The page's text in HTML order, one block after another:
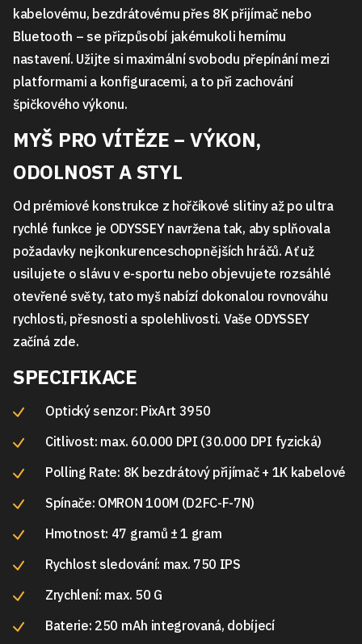
kabelovému, bezdrátovému přes 8K přijímač nebo
Bluetooth – se přizpůsobí jakémukoli hernímu
nastavení. Užijte si maximální svobodu přepínání mezi
platformami a konfiguracemi, a to při zachování
špičkového výkonu.
MYŠ PRO VÍTĚZE – VÝKON,
ODOLNOST A STYL
Od prémiové konstrukce z hořčíkové slitiny až po ultra
rychlé funkce je ODYSSEY navržena tak, aby splňovala
požadavky nejkonkurenceschopnějších hráčů. Ať už
usilujete o slávu v e-sportu nebo objevujete rozsáhlé
otevřené světy, tato myš nabízí dokonalou rovnováhu
rychlosti, přesnosti a spolehlivosti. Vaše ODYSSEY
začíná zde.
SPECIFIKACE
Optický senzor: PixArt 3950
Citlivost: max. 60.000 DPI (30.000 DPI fyzická)
Polling Rate: 8K bezdrátový přijímač + 1K kabelové
Spínače: OMRON 100M (D2FC-F-7N)
Hmotnost: 47 gramů ± 1 gram
Rychlost sledování: max. 750 IPS
Zrychlení: max. 50 G
Baterie: 250 mAh integrovaná, dobíjecí